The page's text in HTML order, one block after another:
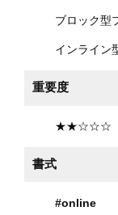
ブロック型
インライン
重要度
★★☆☆☆
書式
#online